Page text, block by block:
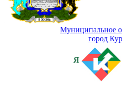
Муниципальное
город
Я